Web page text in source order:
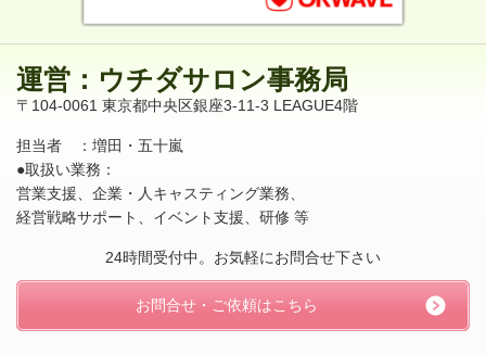
運営：ウチダサロン事務局
〒104-0061 東京都中央区銀座3-11-3 LEAGUE4階
担当者 ：増田・五十嵐
●取扱い業務：
営業支援、企業・人キャスティング業務、
経営戦略サポート、イベント支援、研修 等
24時間受付中。お気軽にお問合せ下さい
お問合せ・ご依頼はこちら